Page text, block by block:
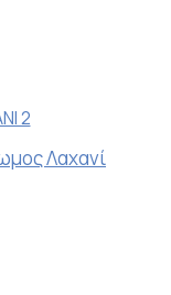
Λαχανί